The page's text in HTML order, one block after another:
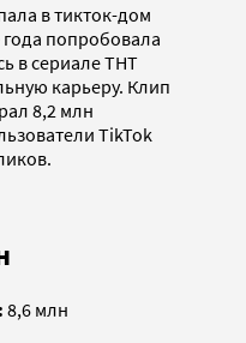
в тикток-дом
попробовала
в сериале ТНТ
карьеру. Клип
8,2 млн
TikTok
8,6 млн